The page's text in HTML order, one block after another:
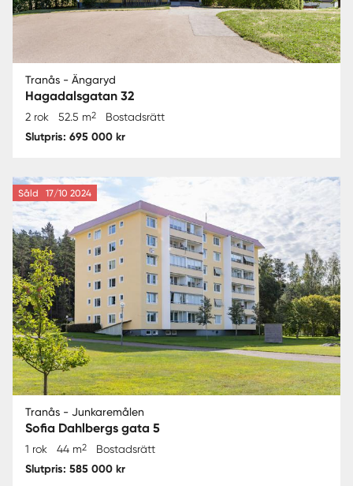
Tranås - Ängaryd
Hagadalsgatan 32
2 rok 52.5 m2 Bostadsrätt
Slutpris: 695 000 kr
Såld 17/10 2024
Tranås - Junkaremålen
Sofia Dahlbergs gata 5
1 rok 44 m2 Bostadsrätt
Slutpris: 585 000 kr